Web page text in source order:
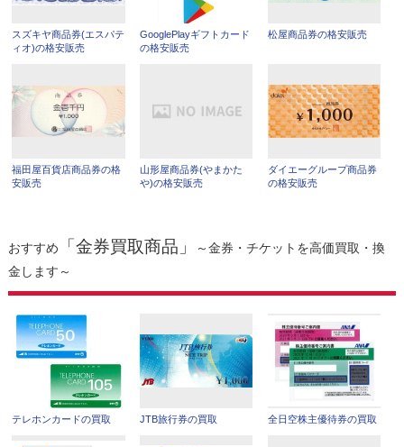
スズキヤ商品券(エスパテ
ィオ)の格安販売
GooglePlayギフトカード
の格安販売
松屋商品券の格安販売
福田屋百貨店商品券の格
安販売
山形屋商品券(やまかた
や)の格安販売
ダイエーグループ商品券
の格安販売
おすすめ 「金券買取商品」
～金券・チケットを高価買取・換
金します～
テレホンカードの買取 JTB旅行券の買取 全日空株主優待券の買取